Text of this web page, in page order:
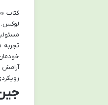
کتاب
لوکس.
تجربه
آرامش